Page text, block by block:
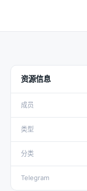
资源信息
成员
类型
分类
Telegram